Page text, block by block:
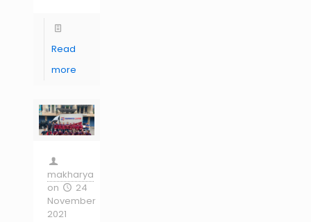
Read
more
makharya
on
24
November
2021